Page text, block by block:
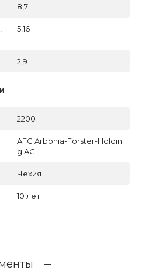
8,7
5,16
2,9
2200
AFG Arbonia-Forster-Holdin
g AG
Чехия
10 лет